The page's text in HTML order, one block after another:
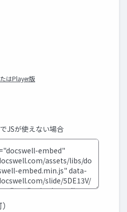
はPlayer版
JSが使えない場合